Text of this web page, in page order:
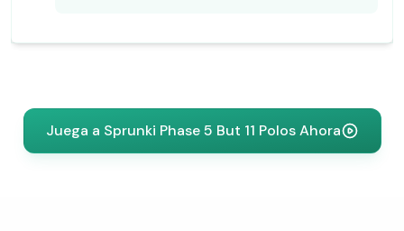
Juega a Sprunki Phase 5 But 11 Polos Ahora